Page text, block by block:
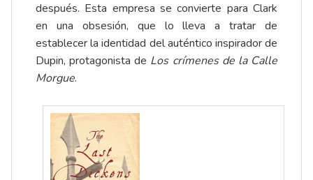
después. Esta empresa se convierte para Clark
en una obsesión, que lo lleva a tratar de
establecer la identidad del auténtico inspirador de
Dupin, protagonista de Los crímenes de la Calle
Morgue.